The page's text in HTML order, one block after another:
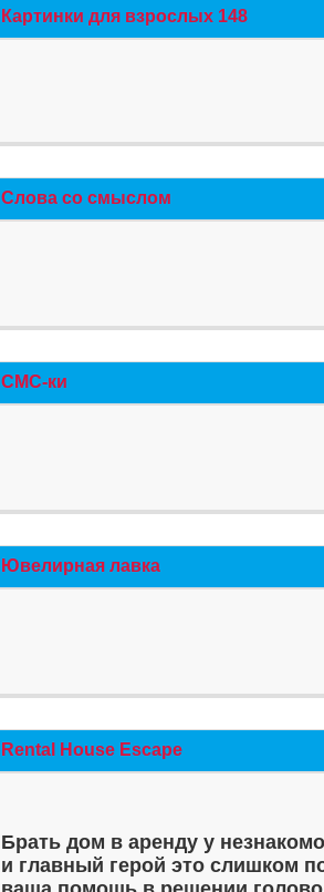
Картинки для взрослых 148
Слова со смыслом
СМС-ки
Ювелирная лавка
Rental House Escape
Брать дом в аренду у
и главный герой это слишком